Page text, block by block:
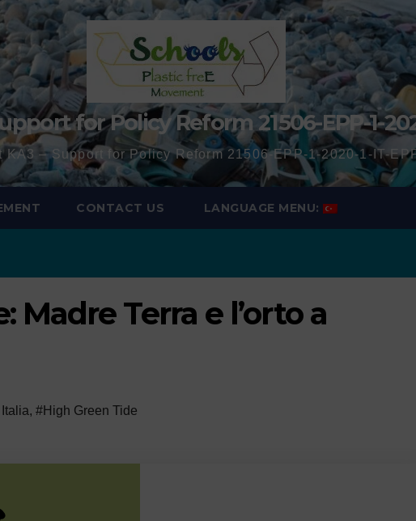
for Policy Reform 21506-EPP-1-
KA3 – Support for Policy Reform 21506-EPP-1-2020-1-IT-
CONTACT US LANGUAGE MENU:
Madre Terra e l’orto a
, #High Green Tide